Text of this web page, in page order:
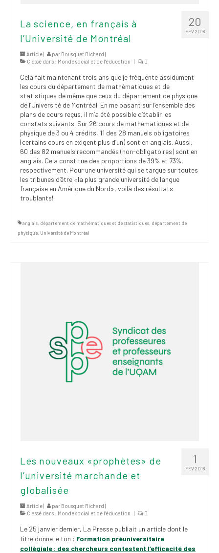
20
FÉV 2018
La science, en français à
l’Université de Montréal
Article | par Bousquet Richard |
Classé dans : Monde social et de l’éducation | 0
Cela fait maintenant trois ans que je fréquente assidument
les cours du département de mathématiques et de
statistiques de même que ceux du département de physique
de l’Université de Montréal. En me basant sur l’ensemble des
plans de cours reçus, il m’a été possible d’établir les
constats suivants. Sur 26 cours de mathématiques et de
physique de 3 ou 4 crédits, 11 des 28 manuels obligatoires
(certains cours en exigent plus d’un) sont en anglais. Aussi,
60 des 82 manuels recommandés (non-obligatoires) sont en
anglais. Cela constitue des proportions de 39% et 73%,
respectivement. Pour une université qui se targue sur toutes
les tribunes d’être «la plus grande université de langue
française en Amérique du Nord», voilà des résultats
troublants!
anglais, département de mathématiques et de statistiques, département de
physique, Université de Montréal
1
FÉV 2018
Les nouveaux «prophètes» de
l’université marchande et
globalisée
Article | par Bousquet Richard |
Classé dans : Monde social et de l’éducation | 0
Le 25 janvier dernier, La Presse publiait un article dont le
titre donne le ton : Formation préuniversitaire
collégiale : des chercheurs contestent l’efficacité des